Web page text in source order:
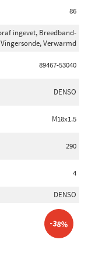
86
ingevet, Breedband-
Verwarmd
89467-53040
DENSO
M18x1.5
290
4
DENSO
-38%